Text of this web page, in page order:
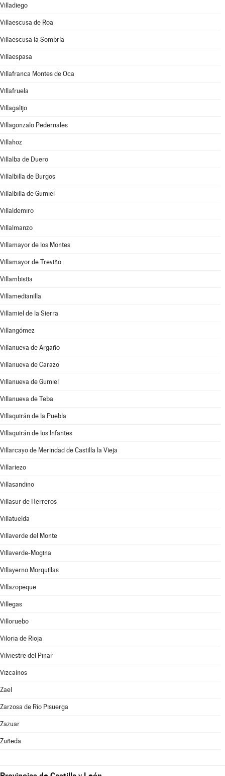
Villadiego
Villaescusa de Roa
Villaescusa la Sombría
Villaespasa
Villafranca Montes de Oca
Villafruela
Villagalijo
Villagonzalo Pedernales
Villahoz
Villalba de Duero
Villalbilla de Burgos
Villalbilla de Gumiel
Villaldemiro
Villalmanzo
Villamayor de los Montes
Villamayor de Treviño
Villambistia
Villamedianilla
Villamiel de la Sierra
Villangómez
Villanueva de Argaño
Villanueva de Carazo
Villanueva de Gumiel
Villanueva de Teba
Villaquirán de la Puebla
Villaquirán de los Infantes
Villarcayo de Merindad de Castilla la Vieja
Villariezo
Villasandino
Villasur de Herreros
Villatuelda
Villaverde del Monte
Villaverde-Mogina
Villayerno Morquillas
Villazopeque
Villegas
Villoruebo
Viloria de Rioja
Vilviestre del Pinar
Vizcaínos
Zael
Zarzosa de Río Pisuerga
Zazuar
Zuñeda